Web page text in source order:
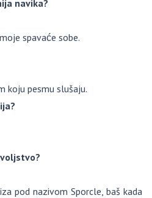
navika?
spavaće sobe.
koju pesmu slušaju.
pod nazivom Sporcle, baš kada